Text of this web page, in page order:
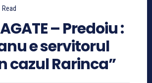
Read
– Predoiu :
e servitorul
cazul Rarinca”